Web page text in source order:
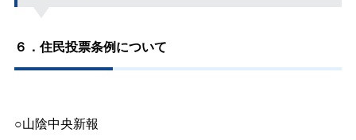
６．住民投票条例について
○山陰中央新報